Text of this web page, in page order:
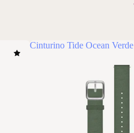
Cinturino Tide Ocean Verde